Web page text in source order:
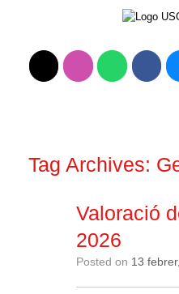
Tag Archives:
Valoració
2026
Posted on 13